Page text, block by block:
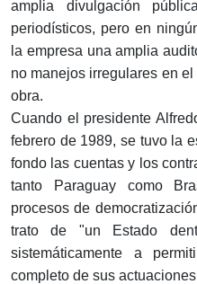
amplia divulgación
periodísticos, pero en
la empresa una amplia
no manejos irregulares en
obra.
Cuando el presidente
febrero de 1989, se tuvo la
fondo las cuentas y los
tanto Paraguay como
procesos de
trato de "un Estado
sistemáticamente a
completo de sus